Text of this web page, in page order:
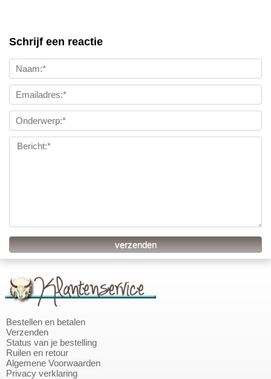
Schrijf een reactie
Bestellen en betalen
Verzenden
Status van je bestelling
Ruilen en retour
Algemene Voorwaarden
Privacy verklaring